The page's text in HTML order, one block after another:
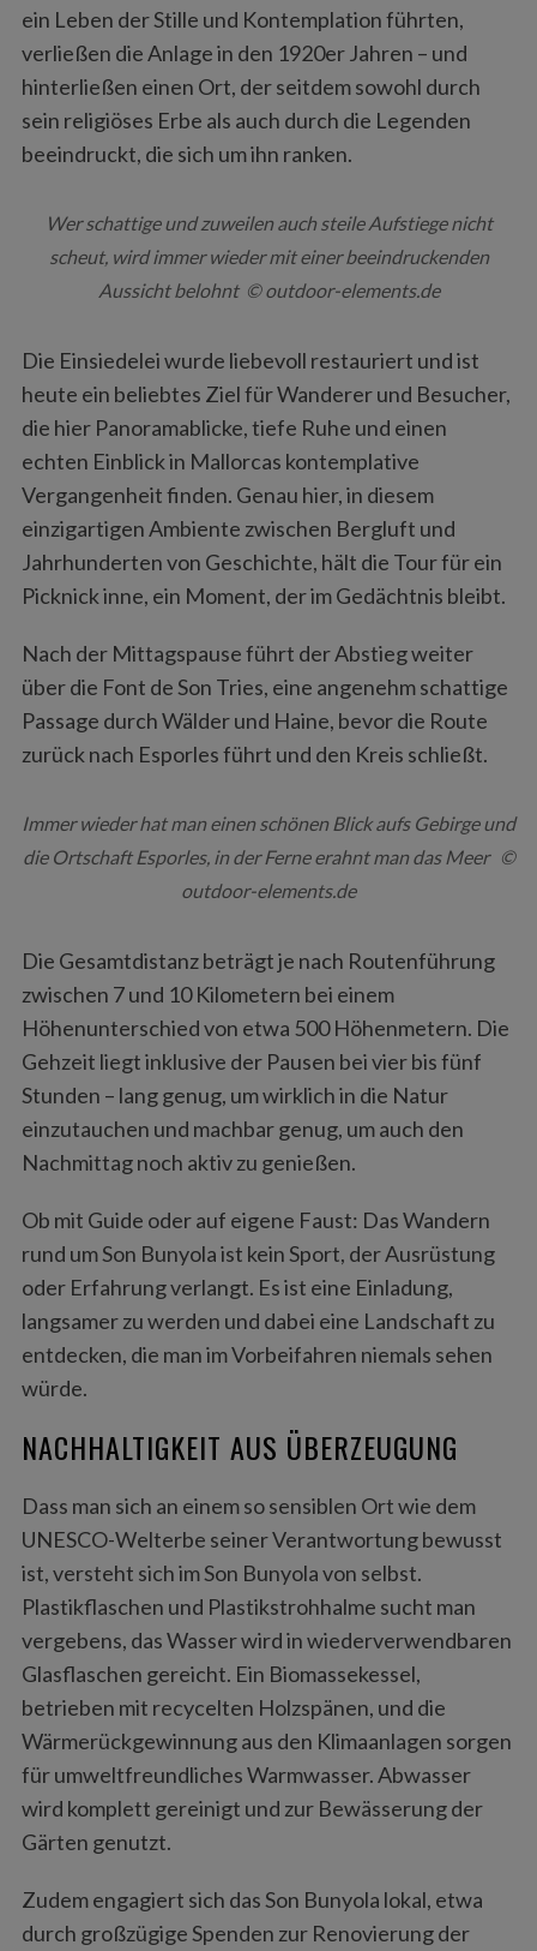
ein Leben der Stille und Kontemplation führten,
verließen die Anlage in den 1920er Jahren – und
hinterließen einen Ort, der seitdem sowohl durch
sein religiöses Erbe als auch durch die Legenden
beeindruckt, die sich um ihn ranken.
Wer schattige und zuweilen auch steile Aufstiege nicht
scheut, wird immer wieder mit einer beeindruckenden
Aussicht belohnt © outdoor-elements.de
Die Einsiedelei wurde liebevoll restauriert und ist
heute ein beliebtes Ziel für Wanderer und Besucher,
die hier Panoramablicke, tiefe Ruhe und einen
echten Einblick in Mallorcas kontemplative
Vergangenheit finden. Genau hier, in diesem
einzigartigen Ambiente zwischen Bergluft und
Jahrhunderten von Geschichte, hält die Tour für ein
Picknick inne, ein Moment, der im Gedächtnis bleibt.
Nach der Mittagspause führt der Abstieg weiter
über die Font de Son Tries, eine angenehm schattige
Passage durch Wälder und Haine, bevor die Route
zurück nach Esporles führt und den Kreis schließt.
Immer wieder hat man einen schönen Blick aufs Gebirge und
die Ortschaft Esporles, in der Ferne erahnt man das Meer ©
outdoor-elements.de
Die Gesamtdistanz beträgt je nach Routenführung
zwischen 7 und 10 Kilometern bei einem
Höhenunterschied von etwa 500 Höhenmetern. Die
Gehzeit liegt inklusive der Pausen bei vier bis fünf
Stunden – lang genug, um wirklich in die Natur
einzutauchen und machbar genug, um auch den
Nachmittag noch aktiv zu genießen.
Ob mit Guide oder auf eigene Faust: Das Wandern
rund um Son Bunyola ist kein Sport, der Ausrüstung
oder Erfahrung verlangt. Es ist eine Einladung,
langsamer zu werden und dabei eine Landschaft zu
entdecken, die man im Vorbeifahren niemals sehen
würde.
NACHHALTIGKEIT AUS ÜBERZEUGUNG
Dass man sich an einem so sensiblen Ort wie dem
UNESCO-Welterbe seiner Verantwortung bewusst
ist, versteht sich im Son Bunyola von selbst.
Plastikflaschen und Plastikstrohhalme sucht man
vergebens, das Wasser wird in wiederverwendbaren
Glasflaschen gereicht. Ein Biomassekessel,
betrieben mit recycelten Holzspänen, und die
Wärmerückgewinnung aus den Klimaanlagen sorgen
für umweltfreundliches Warmwasser. Abwasser
wird komplett gereinigt und zur Bewässerung der
Gärten genutzt.
Zudem engagiert sich das Son Bunyola lokal, etwa
durch großzügige Spenden zur Renovierung der